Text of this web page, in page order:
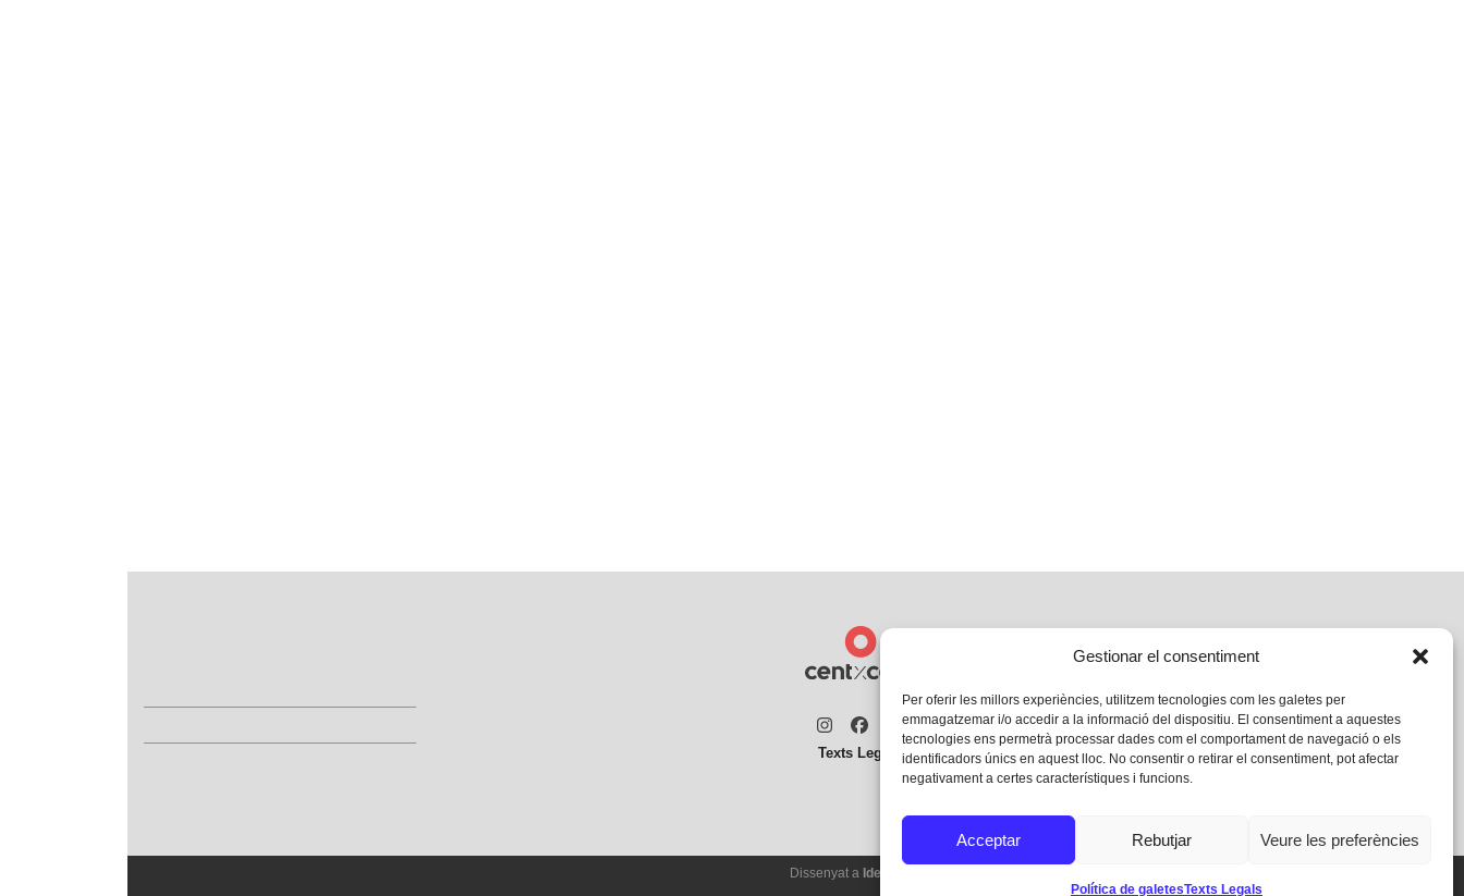
Gestionar el consentiment
Per oferir les millors experiències, utilitzem tecnologies com les galetes per
emmagatzemar i/o accedir a la informació del dispositiu. El consentiment a aquestes
tecnologies ens permetrà processar dades com el comportament de navegació o els
identificadors únics en aquest lloc. No consentir o retirar el consentiment, pot afectar
negativament a certes característiques i funcions.
Acceptar Rebutjar Veure les preferències
Política de galetesTexts Legals
Instagram
Facebook
Twitter
Texts Legals
Dissenyat a Ideograma